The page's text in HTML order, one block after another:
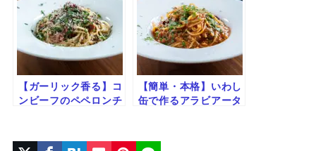
【ガーリック香る】コ
ンビーフのペペロンチ
【簡単・本格】いわし
缶で作るアラビアータ